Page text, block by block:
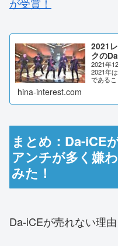
が受賞！
2021
クの
2021年
2021年
である
hina-interest.com
まとめ：Da-iCE
アンチが多く嫌
みた！
Da-iCEが売れない理